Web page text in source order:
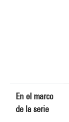
En el marco
de la serie